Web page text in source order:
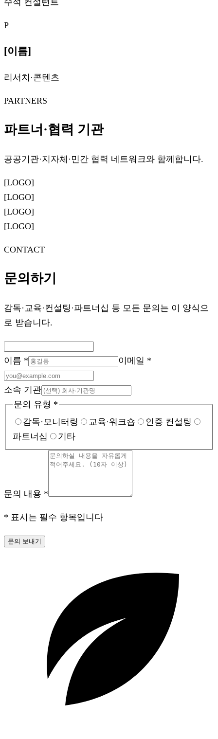
P
[이름]
리서치·콘텐츠
PARTNERS
파트너·협력 기관
공공기관·지자체·민간 협력 네트워크와 함께합니다.
[LOGO]
[LOGO]
[LOGO]
[LOGO]
CONTACT
문의하기
감독·교육·컨설팅·파트너십 등 모든 문의는 이 양식으
로 받습니다.
이름 * 이메일 *
소속 기관
문의 유형 *
감독·모니터링
교육·워크숍
인증 컨설팅
파트너십
기타
문의 내용 *
* 표시는 필수 항목입니다
문의 보내기